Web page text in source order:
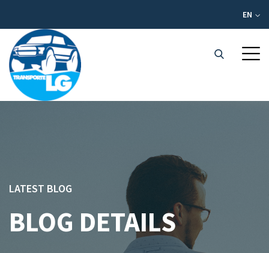
EN
LATEST BLOG
BLOG DETAILS